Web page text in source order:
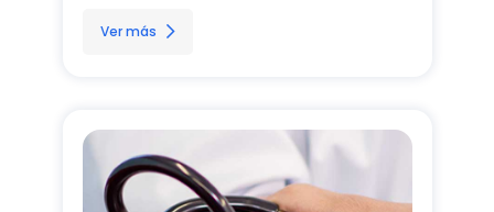
Ver más